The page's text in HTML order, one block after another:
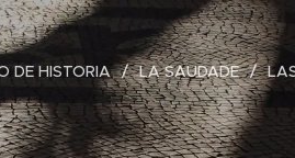
DE HISTORIA LA SAUDADE